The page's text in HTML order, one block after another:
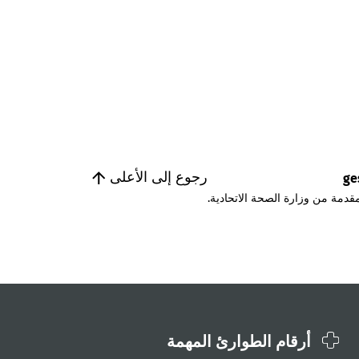
رجوع إلى الأعلى
من وزارة الصحة الاتحادية.
أرقام الطوارئ المهمة